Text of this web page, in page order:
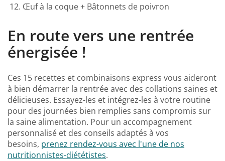
Œuf à la coque + Bâtonnets de poivron
En route vers une rentrée
énergisée !
Ces 15 recettes et combinaisons express vous aideront
à bien démarrer la rentrée avec des collations saines et
délicieuses. Essayez-les et intégrez-les à votre routine
pour des journées bien remplies sans compromis sur
la saine alimentation. Pour un accompagnement
personnalisé et des conseils adaptés à vos
besoins, prenez rendez-vous avec l'une de nos
nutritionnistes-diététistes.